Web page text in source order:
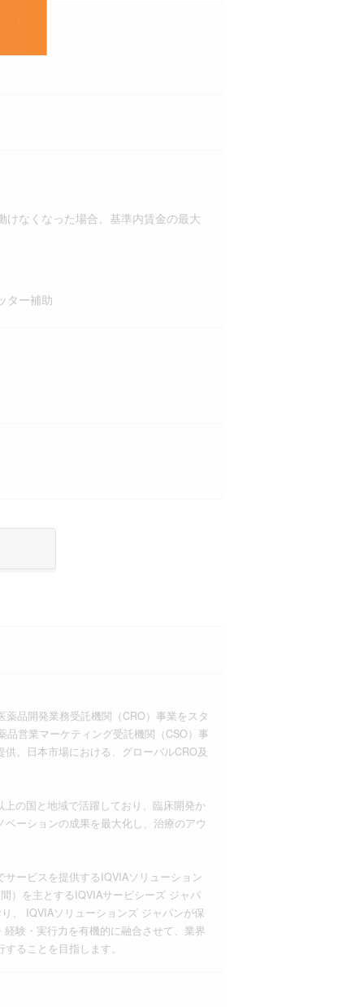
なくなった場合、基準内賃金の最大
ター補助
品開発業務受託機関（CRO）事業をスタ
営業マーケティング受託機関（CSO）事
。日本市場における、グローバルCRO及
の国と地域で活躍しており、臨床開発か
ーションの成果を最大化し、治療のアウ
ービスを提供するIQVIAソリューション
）を主とするIQVIAサービシーズ ジャパ
、 IQVIAソリューションズ ジャパンが保
験・実行力を有機的に融合させて、業界
ることを目指します。